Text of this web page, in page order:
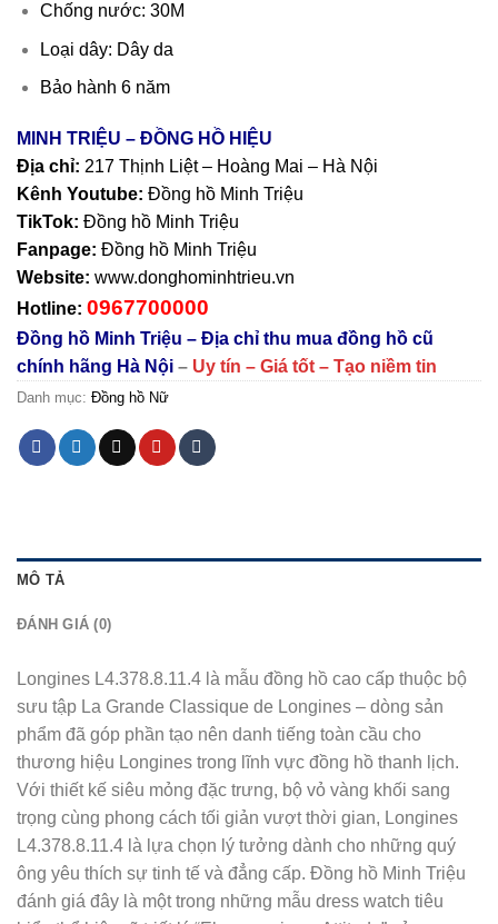
Chống nước: 30M
Loại dây: Dây da
Bảo hành 6 năm
MINH TRIỆU – ĐỒNG HỒ HIỆU
Địa chỉ: 217 Thịnh Liệt – Hoàng Mai – Hà Nội
Kênh Youtube: Đồng hồ Minh Triệu
TikTok: Đồng hồ Minh Triệu
Fanpage: Đồng hồ Minh Triệu
Website: www.donghominhtrieu.vn
Hotline: 0967700000
Đồng hồ Minh Triệu – Địa chỉ thu mua đồng hồ cũ
chính hãng Hà Nội – Uy tín – Giá tốt – Tạo niềm tin
Danh mục: Đồng hồ Nữ
MÔ TẢ
ĐÁNH GIÁ (0)
Longines L4.378.8.11.4 là mẫu đồng hồ cao cấp thuộc bộ
sưu tập La Grande Classique de Longines – dòng sản
phẩm đã góp phần tạo nên danh tiếng toàn cầu cho
thương hiệu Longines trong lĩnh vực đồng hồ thanh lịch.
Với thiết kế siêu mỏng đặc trưng, bộ vỏ vàng khối sang
trọng cùng phong cách tối giản vượt thời gian, Longines
L4.378.8.11.4 là lựa chọn lý tưởng dành cho những quý
ông yêu thích sự tinh tế và đẳng cấp. Đồng hồ Minh Triệu
đánh giá đây là một trong những mẫu dress watch tiêu